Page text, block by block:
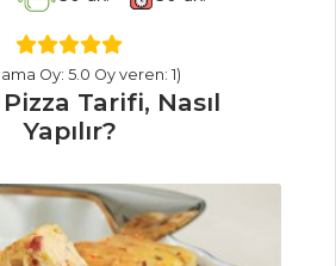
Oy: 5.0 Oy veren: 1)
Tarifi, Nasıl
Yapılır?